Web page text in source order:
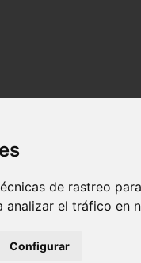
de rastreo
analizar el tráfico en
Configurar